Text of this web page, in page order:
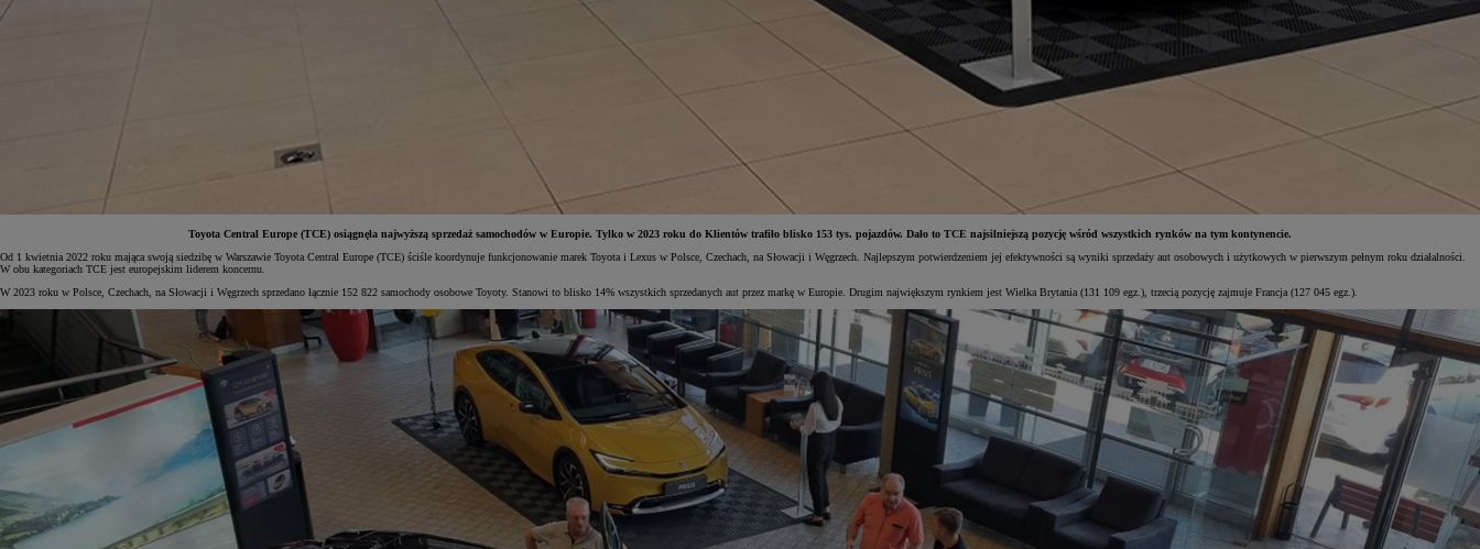
Toyota Central Europe (TCE) osiągnęła najwyższą sprzedaż samochodów w Europie. Tylko w 2023 roku do Klientów trafiło blisko 153 tys. pojazdów. Dało to TCE najsilniejszą pozycję wśród wszystkich rynków na tym kontynencie.
Od 1 kwietnia 2022 roku mająca swoją siedzibę w Warszawie Toyota Central Europe (TCE) ściśle koordynuje funkcjonowanie marek Toyota i Lexus w Polsce, Czechach, na Słowacji i Węgrzech. Najlepszym potwierdzeniem jej efektywności są wyniki sprzedaży aut osobowych i użytkowych w pierwszym pełnym roku działalności.
W obu kategoriach TCE jest europejskim liderem koncernu.
W 2023 roku w Polsce, Czechach, na Słowacji i Węgrzech sprzedano łącznie 152 822 samochody osobowe Toyoty. Stanowi to blisko 14% wszystkich sprzedanych aut przez markę w Europie. Drugim największym rynkiem jest Wielka Brytania (131 109 egz.), trzecią pozycję zajmuje Francja (127 045 egz.).